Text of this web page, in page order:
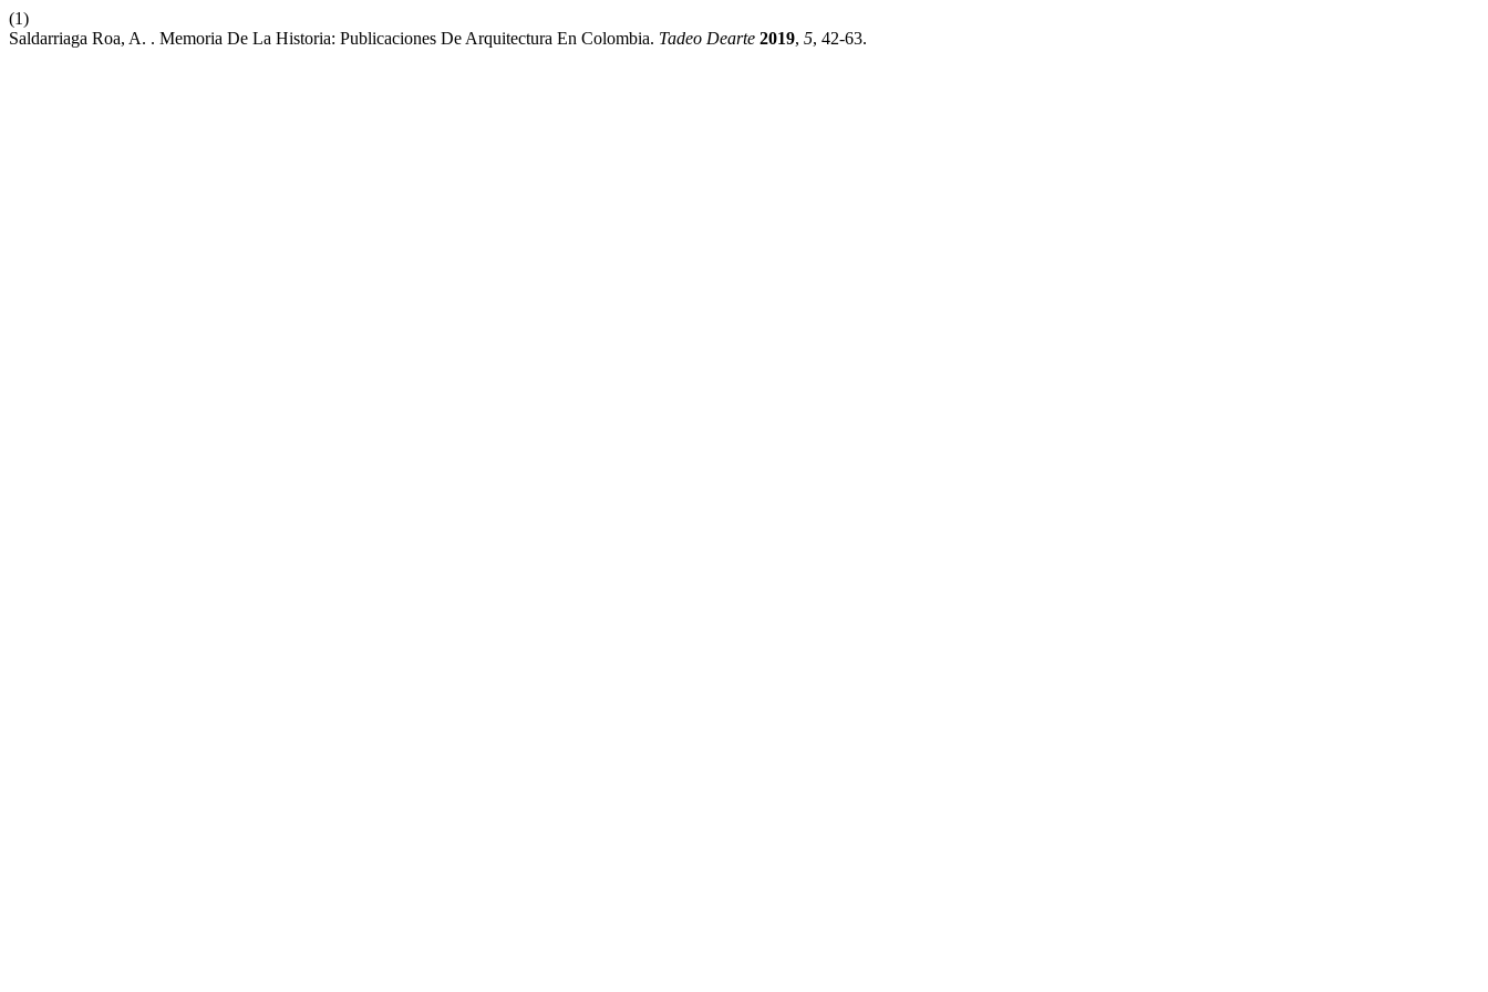
(1)
Saldarriaga Roa, A. . Memoria De La Historia: Publicaciones De Arquitectura En Colombia. Tadeo Dearte 2019, 5, 42-63.